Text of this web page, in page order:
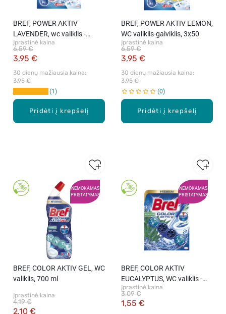
Pridėti į krepšelį
BREF, POWER AKTIV
LAVENDER, wc valiklis -
gaiviklis, 150 g
Įprastinė kaina
3,95 €
6,59 €
30 dienų mažiausia kaina:
3,95 €
1
Pridėti į krepšelį
BREF, POWER AKTIV LEMON,
WC valiklis-gaiviklis, 3x50
Įprastinė kaina
3,95 €
6,59 €
30 dienų mažiausia kaina:
3,95 €
0
NEMOKAMAS
PRISTATYMAS
BREF, COLOR AKTIV GEL, WC
valiklis, 700 ml
Įprastinė kaina
2,10 €
4,19 €
NEMOKAMAS
PRISTATYMAS
BREF, COLOR AKTIV
EUCALYPTUS, WC valiklis -
gaiviklis, 50 g
Įprastinė kaina
1,55 €
3,09 €